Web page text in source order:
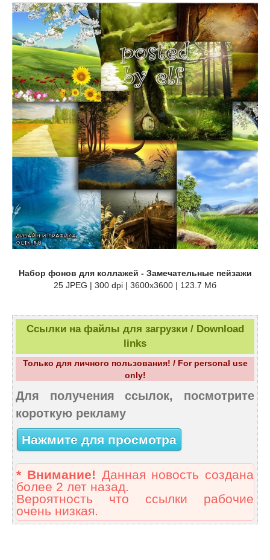
Набор фонов для коллажей - Замечательные пейзажи
25 JPEG | 300 dpi | 3600х3600 | 123.7 Мб
Ссылки на файлы для загрузки / Download
links
Только для личного пользования! / For personal use
only!
Для получения ссылок, посмотрите
короткую рекламу
Нажмите для просмотра
* Внимание! Данная новость создана
более 2 лет назад.
Вероятность что ссылки рабочие
очень низкая.